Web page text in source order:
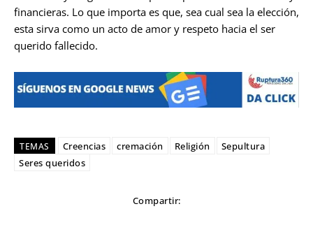
financieras. Lo que importa es que, sea cual sea la elección,
esta sirva como un acto de amor y respeto hacia el ser
querido fallecido.
TEMAS Creencias cremación Religión
Sepultura
Seres queridos
Compartir: